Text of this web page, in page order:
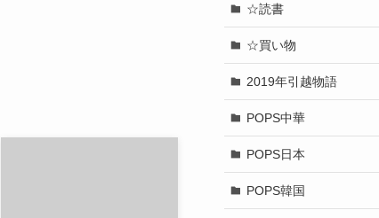
☆読書
☆買い物
2019年引越物語
POPS中華
POPS日本
POPS韓国